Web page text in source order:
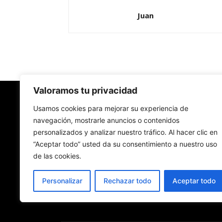
Valoramos tu privacidad
Usamos cookies para mejorar su experiencia de
navegación, mostrarle anuncios o contenidos
personalizados y analizar nuestro tráfico. Al hacer clic en
“Aceptar todo” usted da su consentimiento a nuestro uso
de las cookies.
Personalizar Rechazar todo Aceptar todo
Juan
Redes Cristianas
Una mirada alternativa sobre la Iglesia católica
- Colectivos de Redes Cristianas